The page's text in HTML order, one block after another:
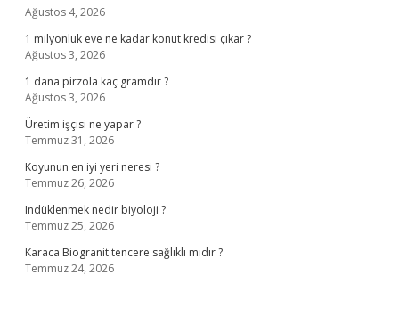
Ağustos 4, 2026
1 milyonluk eve ne kadar konut kredisi çıkar ?
Ağustos 3, 2026
1 dana pirzola kaç gramdır ?
Ağustos 3, 2026
Üretim işçisi ne yapar ?
Temmuz 31, 2026
Koyunun en iyi yeri neresi ?
Temmuz 26, 2026
Indüklenmek nedir biyoloji ?
Temmuz 25, 2026
Karaca Biogranit tencere sağlıklı mıdır ?
Temmuz 24, 2026